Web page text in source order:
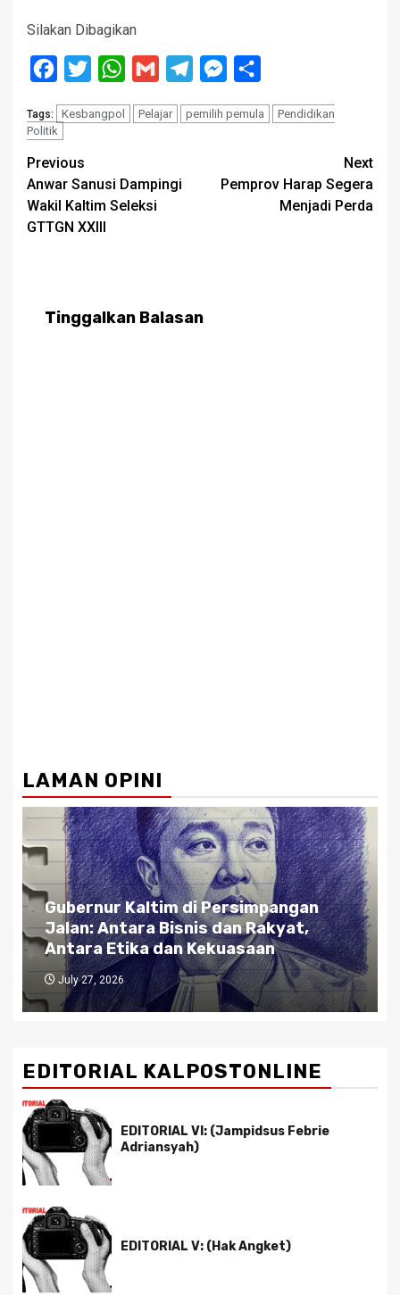
Silakan Dibagikan
Facebook
Twitter WhatsApp
Gmail TelegramMessenger
Tags: Kesbangpol Pelajar pemilih pemula
Pendidikan
Politik
Post
navigation
Previous
Anwar Sanusi Dampingi
Wakil Kaltim Seleksi
GTTGN XXIII
Next
Pemprov Harap Segera
Menjadi Perda
Tinggalkan Balasan
LAMAN OPINI
Gubernur Kaltim di Persimpangan
Jalan: Antara Bisnis dan Rakyat,
Antara Etika dan Kekuasaan
July 27, 2026
EDITORIAL KALPOSTONLINE
EDITORIAL VI: (Jampidsus Febrie
Adriansyah)
EDITORIAL V: (Hak Angket)